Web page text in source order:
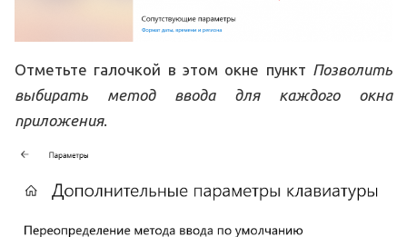
Отметьте галочкой в этом окне пункт Позволить
выбирать метод ввода для каждого окна
приложения.